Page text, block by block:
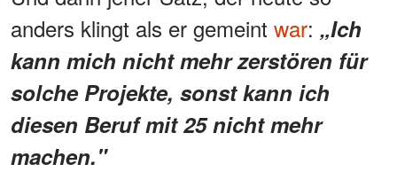
anders klingt als er gemeint war: „Ich
kann mich nicht mehr zerstören für
solche Projekte, sonst kann ich
diesen Beruf mit 25 nicht mehr
machen."